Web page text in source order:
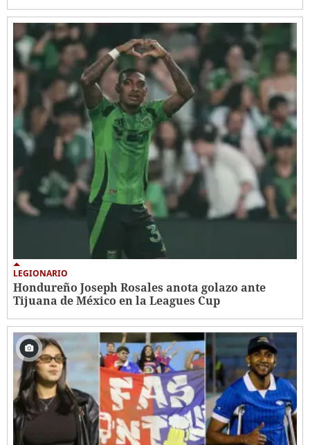
LEGIONARIO
Hondureño Joseph Rosales anota golazo ante
Tijuana de México en la Leagues Cup